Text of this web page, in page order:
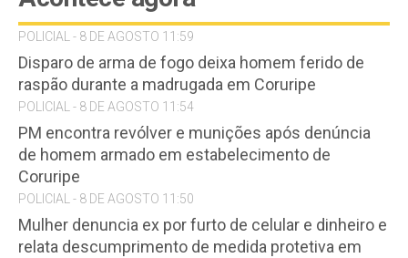
POLICIAL - 8 DE AGOSTO 11:59
Disparo de arma de fogo deixa homem ferido de
raspão durante a madrugada em Coruripe
POLICIAL - 8 DE AGOSTO 11:54
PM encontra revólver e munições após denúncia
de homem armado em estabelecimento de
Coruripe
POLICIAL - 8 DE AGOSTO 11:50
Mulher denuncia ex por furto de celular e dinheiro e
relata descumprimento de medida protetiva em